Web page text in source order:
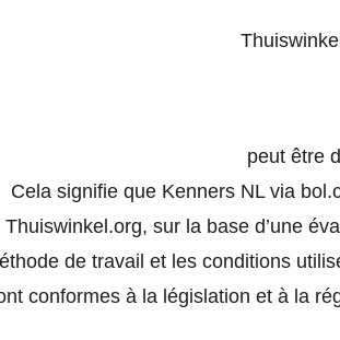
peut être
Cela signifie que Kenners NL via
Thuiswinkel.org, sur la base d’une
de travail et les conditions
conformes à la législation et à la